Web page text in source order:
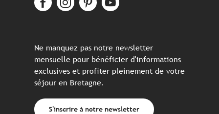
Ne manquez pas notre newsletter
mensuelle pour bénéficier d'informations
exclusives et profiter pleinement de votre
séjour en Bretagne.
S'inscrire à notre newsletter